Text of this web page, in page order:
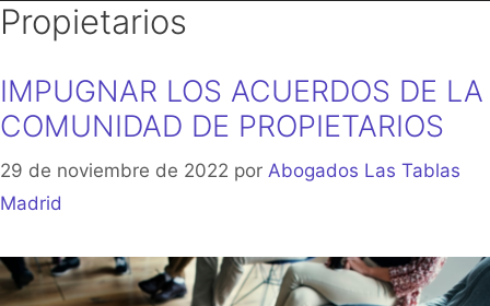
Propietarios
IMPUGNAR LOS ACUERDOS DE LA
COMUNIDAD DE PROPIETARIOS
29 de noviembre de 2022 por Abogados Las Tablas
Madrid